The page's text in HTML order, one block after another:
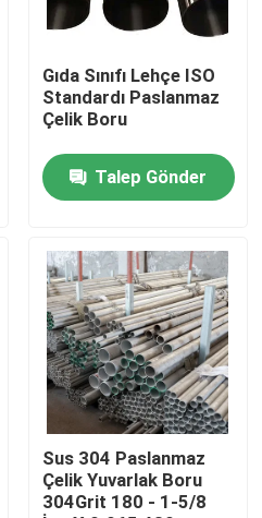
boru
Gıda Sınıfı Lehçe ISO
Standardı Paslanmaz
Çelik Boru
Talep Gönder
Sus 304 Paslanmaz
Çelik Yuvarlak Boru
304Grit 180 - 1-5/8